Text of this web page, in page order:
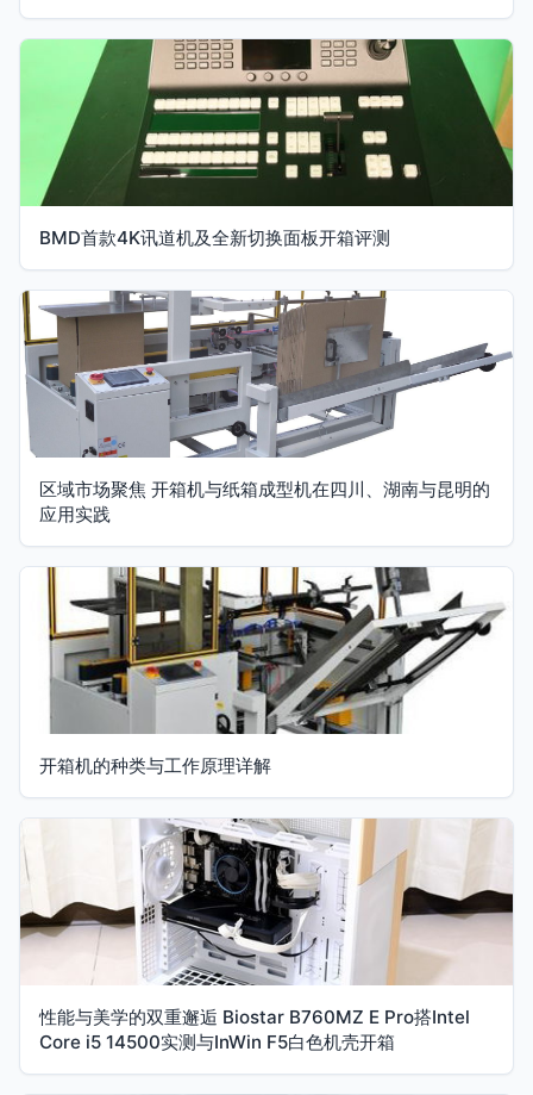
BMD首款4K讯道机及全新切换面板开箱评测
区域市场聚焦 开箱机与纸箱成型机在四川、湖南与昆明的
应用实践
开箱机的种类与工作原理详解
性能与美学的双重邂逅 Biostar B760MZ E Pro搭Intel
Core i5 14500实测与InWin F5白色机壳开箱